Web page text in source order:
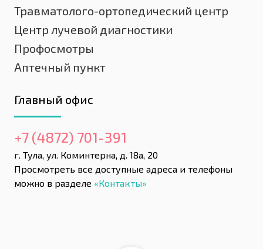
Травматолого-ортопедический центр
Центр лучевой диагностики
Профосмотры
Аптечный пункт
Главный офис
+7 (4872) 701-391
г. Тула, ул. Коминтерна, д. 18а, 20
Просмотреть все доступные адреса и телефоны
можно в разделе «Контакты»